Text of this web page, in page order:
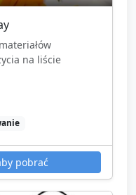
na liście
pobrać